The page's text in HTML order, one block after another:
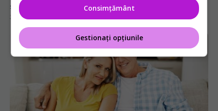
Consimțământ
Gestionați opțiunile